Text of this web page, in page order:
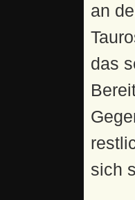
an
das
sich